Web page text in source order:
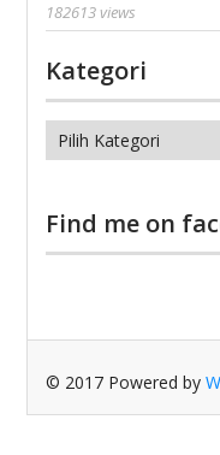
182613 views
Kategori
Kategori
Find me on
© 2017 Powered by